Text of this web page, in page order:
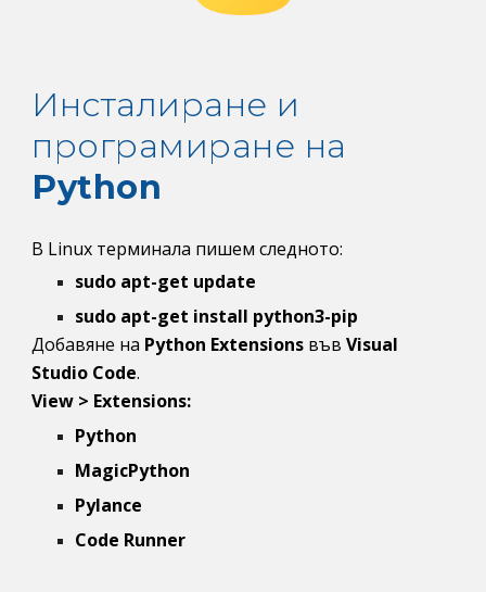
Инсталиране и
Python
В Linux терминала пишем следното:
sudo apt-get update
sudo apt-get install python3-pip
Добавяне на Python Extensions във Visual
Studio Code.
View > Extensions:
Python
MagicPython
Pylance
Code Runner